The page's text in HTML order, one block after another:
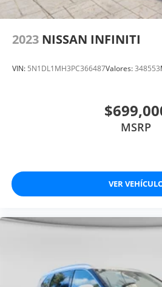
2023 NISSAN INFINITI
VIN: 5N1DL1MH3PC366487Valores:348553
MSRP
VER